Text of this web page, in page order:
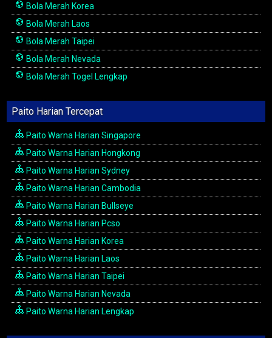
Bola Merah Korea
Bola Merah Laos
Bola Merah Taipei
Bola Merah Nevada
Bola Merah Togel Lengkap
Paito Harian Tercepat
Paito Warna Harian Singapore
Paito Warna Harian Hongkong
Paito Warna Harian Sydney
Paito Warna Harian Cambodia
Paito Warna Harian Bullseye
Paito Warna Harian Pcso
Paito Warna Harian Korea
Paito Warna Harian Laos
Paito Warna Harian Taipei
Paito Warna Harian Nevada
Paito Warna Harian Lengkap